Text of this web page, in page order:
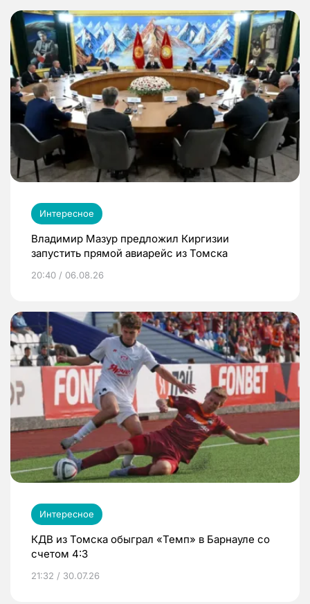
Интересное
Владимир Мазур предложил Киргизии
запустить прямой авиарейс из Томска
20:40 / 06.08.26
Интересное
КДВ из Томска обыграл «Темп» в Барнауле со
счетом 4:3
21:32 / 30.07.26